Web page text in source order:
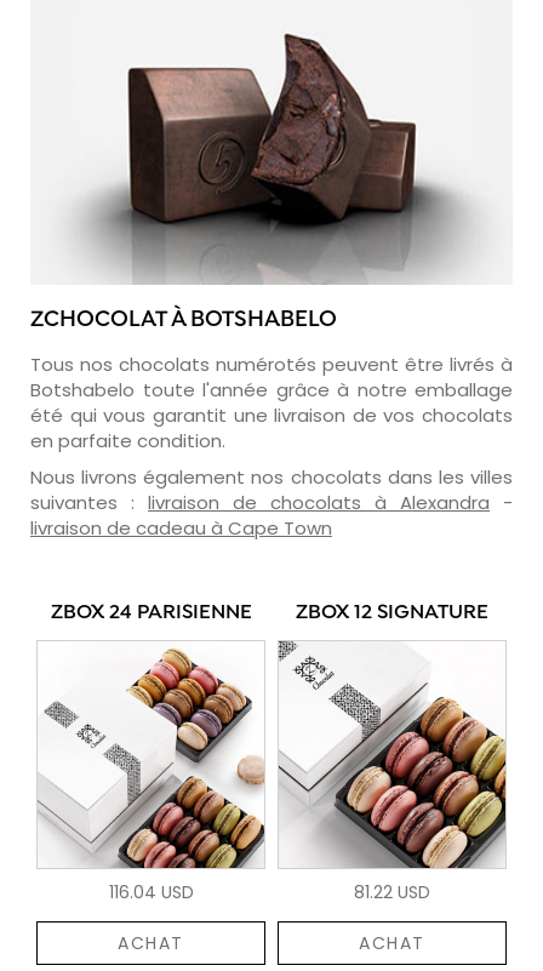
ZCHOCOLAT À BOTSHABELO
Tous nos chocolats numérotés peuvent être livrés à
Botshabelo toute l'année grâce à notre emballage
été qui vous garantit une livraison de vos chocolats
en parfaite condition.
Nous livrons également nos chocolats dans les villes
suivantes : livraison de chocolats à Alexandra -
livraison de cadeau à Cape Town
ZBOX 24 PARISIENNE
116.04 USD
ACHAT
ZBOX 12 SIGNATURE
81.22 USD
ACHAT